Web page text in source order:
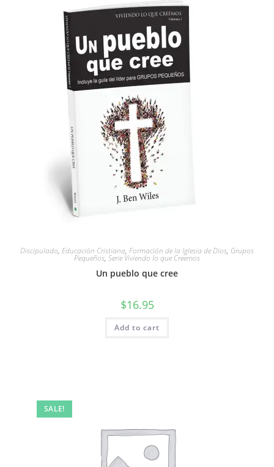
Discipulado, Educación Cristiana, Formación de la Iglesia de Dios, Grupos
Pequeños, Serie Viviendo lo que Creemos
Un pueblo que cree
$16.95
Add to cart
SALE!